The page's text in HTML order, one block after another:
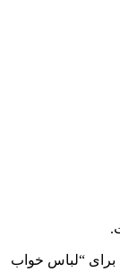
برای “لباس خواب